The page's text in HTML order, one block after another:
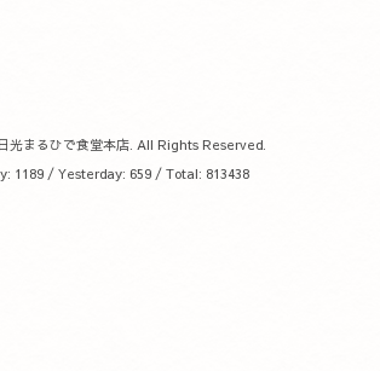
日光まるひで食堂本店. All Rights Reserved.
1189 / Yesterday: 659 / Total: 813438